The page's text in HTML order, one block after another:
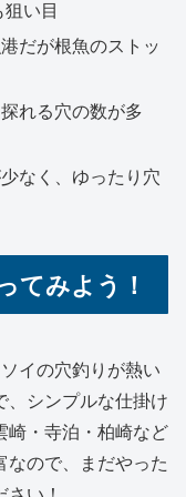
い目
だが根魚のストッ
れる穴の数が多
なく、ゆったり穴
てみよう！
イの穴釣りが熱い
、シンプルな仕掛け
崎・寺泊・柏崎など
ので、まだやった